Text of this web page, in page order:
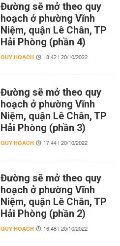
Đường sẽ mở theo quy
hoạch ở phường Vĩnh
Niệm, quận Lê Chân, TP
Hải Phòng (phần 4)
QUY HOẠCH 18:42 | 20/10/2022
Đường sẽ mở theo quy
hoạch ở phường Vĩnh
Niệm, quận Lê Chân, TP
Hải Phòng (phần 3)
QUY HOẠCH 17:44 | 20/10/2022
Đường sẽ mở theo quy
hoạch ở phường Vĩnh
Niệm, quận Lê Chân, TP
Hải Phòng (phần 2)
QUY HOẠCH 16:48 | 20/10/2022